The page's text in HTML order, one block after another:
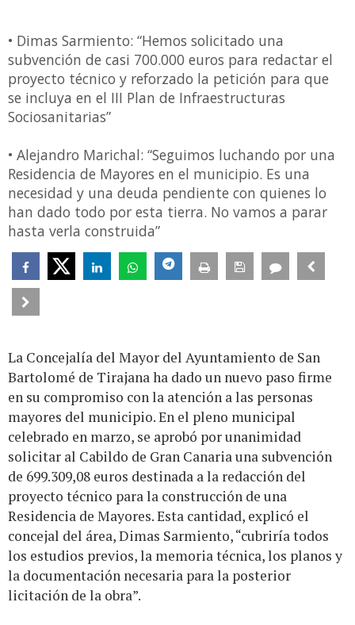
• Dimas Sarmiento: “Hemos solicitado una
subvención de casi 700.000 euros para redactar el
proyecto técnico y reforzado la petición para que
se incluya en el III Plan de Infraestructuras
Sociosanitarias”
• Alejandro Marichal: “Seguimos luchando por una
Residencia de Mayores en el municipio. Es una
necesidad y una deuda pendiente con quienes lo
han dado todo por esta tierra. No vamos a parar
hasta verla construida”
La Concejalía del Mayor del Ayuntamiento de San
Bartolomé de Tirajana ha dado un nuevo paso firme
en su compromiso con la atención a las personas
mayores del municipio. En el pleno municipal
celebrado en marzo, se aprobó por unanimidad
solicitar al Cabildo de Gran Canaria una subvención
de 699.309,08 euros destinada a la redacción del
proyecto técnico para la construcción de una
Residencia de Mayores. Esta cantidad, explicó el
concejal del área, Dimas Sarmiento, “cubriría todos
los estudios previos, la memoria técnica, los planos y
la documentación necesaria para la posterior
licitación de la obra”.